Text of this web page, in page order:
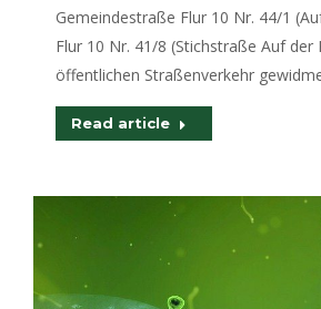
Gemeindestraße Flur 10 Nr. 44/1
Flur 10 Nr. 41/8 (Stichstraße Auf der
öffentlichen Straßenverkehr
Read article